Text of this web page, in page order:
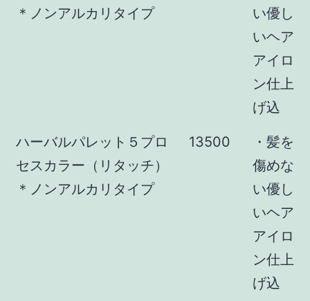
＊ノンアルカリタイプ
い優し
いヘア
アイロ
ン仕上
げ込
ハーバルパレット５プロ
セスカラー（リタッチ）
＊ノンアルカリタイプ
13500
・髪を
傷めな
い優し
いヘア
アイロ
ン仕上
げ込